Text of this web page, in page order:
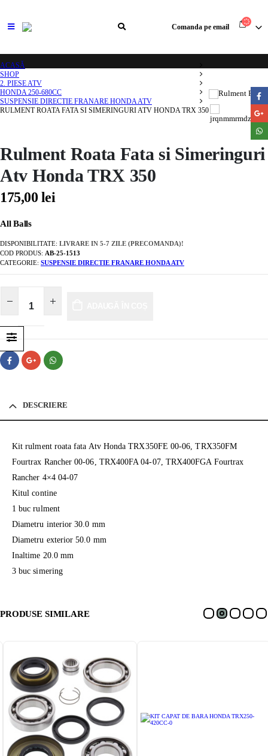
Comanda pe email
ACASĂ
SHOP
2. PIESE ATV
HONDA 250-680CC
SUSPENSIE DIRECTIE FRANARE HONDA ATV
RULMENT ROATA FATA SI SIMERINGURI ATV HONDA TRX 350
Rulment Roata Fata si Simeringuri
Atv Honda TRX 350
175,00 lei
All Balls
DISPONIBILITATE: LIVRARE IN 5-7 ZILE (PRECOMANDA)!
COD PRODUS: AB-25-1513
CATEGORIE: SUSPENSIE DIRECTIE FRANARE HONDA ATV
DESCRIERE
Kit rulment roata fata Atv Honda TRX350FE 00-06, TRX350FM
Fourtrax Rancher 00-06, TRX400FA 04-07, TRX400FGA Fourtrax
Rancher 4×4 04-07
Kitul contine
1 buc rulment
Diametru interior 30.0 mm
Diametru exterior 50.0 mm
Inaltime 20.0 mm
3 buc simering
PRODUSE SIMILARE